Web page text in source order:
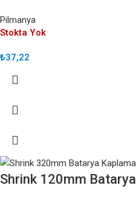
Pilmanya
Stokta Yok
₺37,22
Shrink 120mm